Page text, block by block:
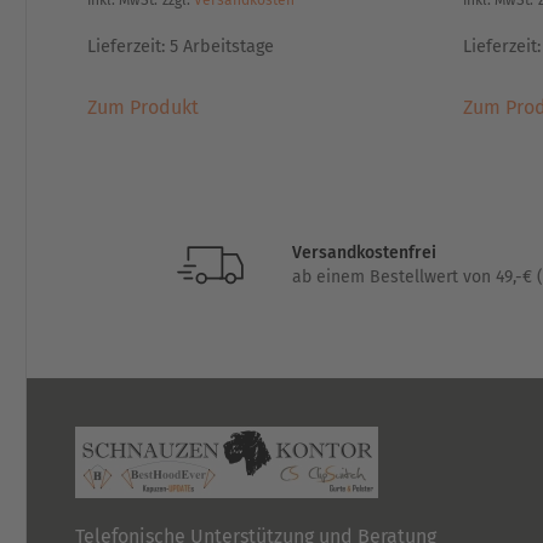
Lieferzeit: 5 Arbeitstage
Zum ProduktProdukt
Die
Optionen
der
gewählt
werden
Lieferzeit:
Zum
Versandkostenfrei
ab einem Bestellwert von 49,-€
Telefonische Unterstützung und Beratung